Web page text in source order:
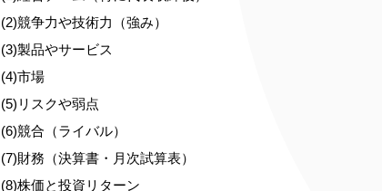
(2)競争力や技術力（強み）
(3)製品やサービス
(4)市場
(5)リスクや弱点
(6)競合（ライバル）
(7)財務（決算書・月次試算表）
(8)株価と投資リターン